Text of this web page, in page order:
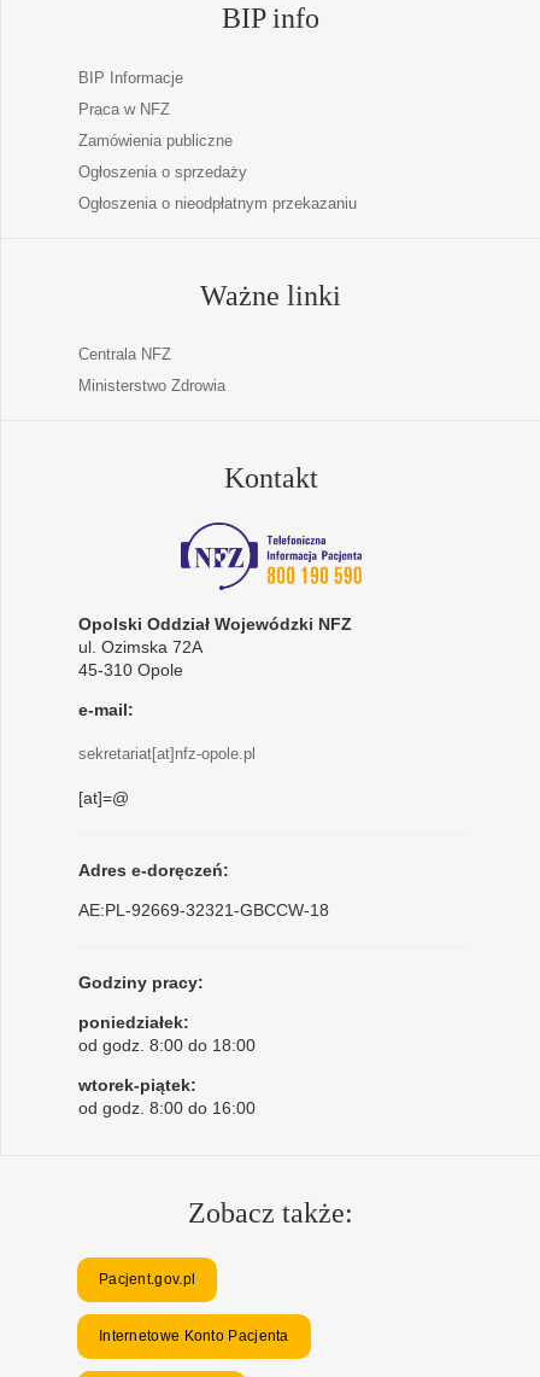
BIP info
BIP Informacje
Praca w NFZ
Zamówienia publiczne
Ogłoszenia o sprzedaży
Ogłoszenia o nieodpłatnym przekazaniu
Ważne linki
Centrala NFZ
Ministerstwo Zdrowia
Kontakt
Opolski Oddział Wojewódzki NFZ
ul. Ozimska 72A
45-310 Opole
e-mail:
sekretariat[at]nfz-opole.pl
[at]=@
Adres e-doręczeń:
AE:PL-92669-32321-GBCCW-18
Godziny pracy:
poniedziałek:
od godz. 8:00 do 18:00
wtorek-piątek:
od godz. 8:00 do 16:00
Zobacz także:
Pacjent.gov.pl
Internetowe Konto Pacjenta